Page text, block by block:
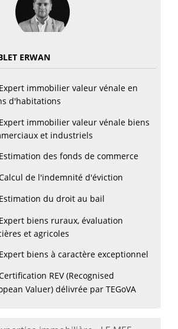
ERWAN
Expert immobilier valeur vénale en
d'habitations
Expert immobilier valeur vénale biens
et industriels
Estimation des fonds de commerce
de l'indemnité d'éviction
Estimation du droit au bail
Expert biens ruraux, évaluation
et agricoles
Expert biens à caractère exceptionnel
REV (Recognised
Valuer) délivrée par TEGoVA